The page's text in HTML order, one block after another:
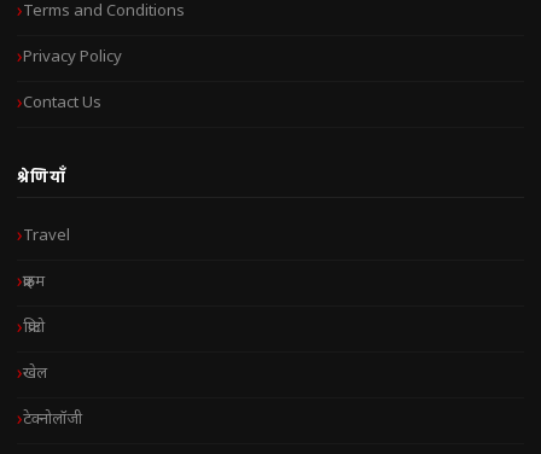
Terms and Conditions
Privacy Policy
Contact Us
श्रेणियाँ
Travel
क्राइम
क्रिप्टो
खेल
टेक्नोलॉजी